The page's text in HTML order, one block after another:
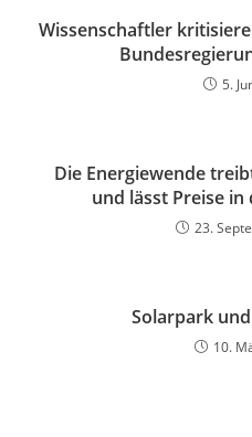
Wissenschaftler
5.
Die Energiewende
und lässt Preise
23.
Solarpark
10.